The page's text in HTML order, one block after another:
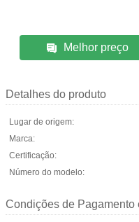
Melhor preço
Detalhes do produto
Lugar de origem:
Marca:
Certificação:
Número do modelo:
Condições de Pagamento